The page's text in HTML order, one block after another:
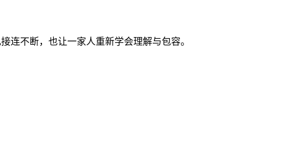
连不断，也让一家人重新学会理解与包容。